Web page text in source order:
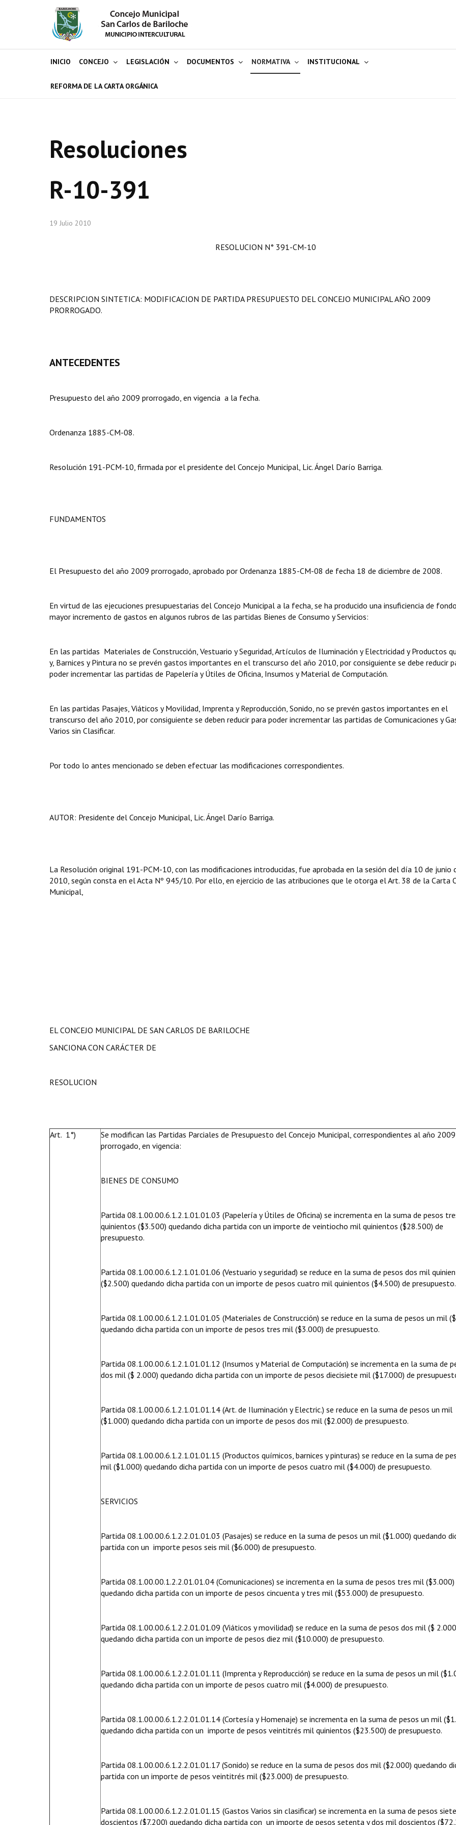
INICIO CONCEJO LEGISLACIÓN DOCUMENTOS NORMATIVA INSTITUCIONAL
REFORMA DE LA CARTA ORGÁNICA
Resoluciones
R-10-391
19 Julio 2010
RESOLUCION N° 391-CM-10
DESCRIPCION SINTETICA: MODIFICACION DE PARTIDA PRESUPUESTO DEL CONCEJO MUNICIPAL AÑO 2009
PRORROGADO.
ANTECEDENTES
Presupuesto del año 2009 prorrogado, en vigencia a la fecha.
Ordenanza 1885-CM-08.
Resolución 191-PCM-10, firmada por el presidente del Concejo Municipal, Lic. Ángel Darío Barriga.
FUNDAMENTOS
El Presupuesto del año 2009 prorrogado, aprobado por Ordenanza 1885-CM-08 de fecha 18 de diciembre de 2008.
En virtud de las ejecuciones presupuestarias del Concejo Municipal a la fecha, se ha producido una insuficiencia de
mayor incremento de gastos en algunos rubros de las partidas Bienes de Consumo y Servicios:
En las partidas Materiales de Construcción, Vestuario y Seguridad, Artículos de Iluminación y Electricidad y Productos
y, Barnices y Pintura no se prevén gastos importantes en el transcurso del año 2010, por consiguiente se debe reducir
poder incrementar las partidas de Papelería y Útiles de Oficina, Insumos y Material de Computación.
En las partidas Pasajes, Viáticos y Movilidad, Imprenta y Reproducción, Sonido, no se prevén gastos importantes en el
transcurso del año 2010, por consiguiente se deben reducir para poder incrementar las partidas de Comunicaciones y
Varios sin Clasificar.
Por todo lo antes mencionado se deben efectuar las modificaciones correspondientes.
AUTOR: Presidente del Concejo Municipal, Lic. Ángel Darío Barriga.
La Resolución original 191-PCM-10, con las modificaciones introducidas, fue aprobada en la sesión del día 10 de junio
2010, según consta en el Acta Nº 945/10. Por ello, en ejercicio de las atribuciones que le otorga el Art. 38 de la Carta
Municipal,
EL CONCEJO MUNICIPAL DE SAN CARLOS DE BARILOCHE
SANCIONA CON CARÁCTER DE
RESOLUCION
Art. 1°)
Se modifican las Partidas Parciales de Presupuesto del Concejo Municipal, correspondientes al año 2009
prorrogado, en vigencia:
BIENES DE CONSUMO
Partida 08.1.00.00.6.1.2.1.01.01.03 (Papelería y Útiles de Oficina) se incrementa en la suma de pesos
quinientos ($3.500) quedando dicha partida con un importe de veintiocho mil quinientos ($28.500) de
presupuesto.
Partida 08.1.00.00.6.1.2.1.01.01.06 (Vestuario y seguridad) se reduce en la suma de pesos dos mil
($2.500) quedando dicha partida con un importe de pesos cuatro mil quinientos ($4.500) de presupuesto.
Partida 08.1.00.00.6.1.2.1.01.01.05 (Materiales de Construcción) se reduce en la suma de pesos un mil
quedando dicha partida con un importe de pesos tres mil ($3.000) de presupuesto.
Partida 08.1.00.00.6.1.2.1.01.01.12 (Insumos y Material de Computación) se incrementa en la suma de
dos mil ($ 2.000) quedando dicha partida con un importe de pesos diecisiete mil ($17.000) de
Partida 08.1.00.00.6.1.2.1.01.01.14 (Art. de Iluminación y Electric.) se reduce en la suma de pesos un mil
($1.000) quedando dicha partida con un importe de pesos dos mil ($2.000) de presupuesto.
Partida 08.1.00.00.6.1.2.1.01.01.15 (Productos químicos, barnices y pinturas) se reduce en la suma de
mil ($1.000) quedando dicha partida con un importe de pesos cuatro mil ($4.000) de presupuesto.
SERVICIOS
Partida 08.1.00.00.6.1.2.2.01.01.03 (Pasajes) se reduce en la suma de pesos un mil ($1.000) quedando
partida con un importe pesos seis mil ($6.000) de presupuesto.
Partida 08.1.00.00.1.2.2.01.01.04 (Comunicaciones) se incrementa en la suma de pesos tres mil ($3.000)
quedando dicha partida con un importe de pesos cincuenta y tres mil ($53.000) de presupuesto.
Partida 08.1.00.00.6.1.2.2.01.01.09 (Viáticos y movilidad) se reduce en la suma de pesos dos mil ($
quedando dicha partida con un importe de pesos diez mil ($10.000) de presupuesto.
Partida 08.1.00.00.6.1.2.2.01.01.11 (Imprenta y Reproducción) se reduce en la suma de pesos un mil
quedando dicha partida con un importe de pesos cuatro mil ($4.000) de presupuesto.
Partida 08.1.00.00.6.1.2.2.01.01.14 (Cortesía y Homenaje) se incrementa en la suma de pesos un mil
quedando dicha partida con un importe de pesos veintitrés mil quinientos ($23.500) de presupuesto.
Partida 08.1.00.00.6.1.2.2.01.01.17 (Sonido) se reduce en la suma de pesos dos mil ($2.000) quedando
partida con un importe de pesos veintitrés mil ($23.000) de presupuesto.
Partida 08.1.00.00.6.1.2.2.01.01.15 (Gastos Varios sin clasificar) se incrementa en la suma de pesos
doscientos ($7.200) quedando dicha partida con un importe de pesos setenta y dos mil doscientos